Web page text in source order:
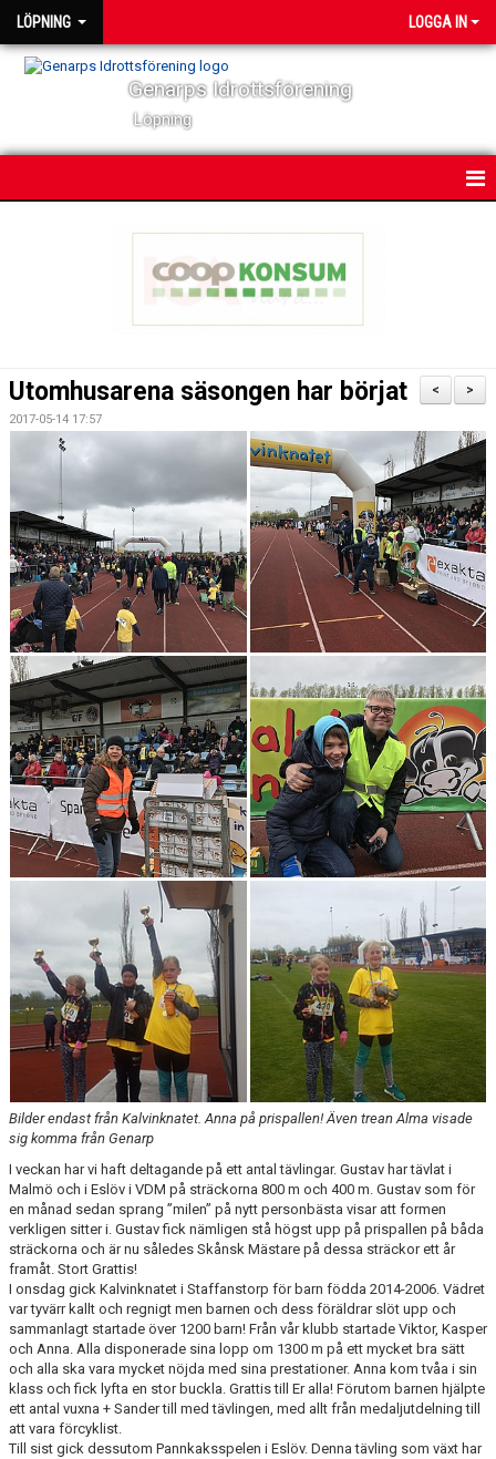
LÖPNING LOGGA IN
Genarps Idrottsförening
Löpning
VÅRA LÖPARE
POWER 60
KONTAKT
LÄNKAR
INTERNA TÄVLINGAR
GIFT GENARPS IF TRAIL 2026
ANMÄLAN TILL LÖPGRUPPEN
>
<
Utomhusarena säsongen har börjat
2017-05-14 17:57
Bilder endast från Kalvinknatet. Anna på prispallen! Även trean Alma visade
sig komma från Genarp
I veckan har vi haft deltagande på ett antal tävlingar. Gustav har tävlat i
Malmö och i Eslöv i VDM på sträckorna 800 m och 400 m. Gustav som för
en månad sedan sprang ”milen” på nytt personbästa visar att formen
verkligen sitter i. Gustav fick nämligen stå högst upp på prispallen på båda
sträckorna och är nu således Skånsk Mästare på dessa sträckor ett år
framåt. Stort Grattis!
I onsdag gick Kalvinknatet i Staffanstorp för barn födda 2014-2006. Vädret
var tyvärr kallt och regnigt men barnen och dess föräldrar slöt upp och
sammanlagt startade över 1200 barn! Från vår klubb startade Viktor, Kasper
och Anna. Alla disponerade sina lopp om 1300 m på ett mycket bra sätt
och alla ska vara mycket nöjda med sina prestationer. Anna kom tvåa i sin
klass och fick lyfta en stor buckla. Grattis till Er alla! Förutom barnen hjälpte
ett antal vuxna + Sander till med tävlingen, med allt från medaljutdelning till
att vara förcyklist.
Till sist gick dessutom Pannkaksspelen i Eslöv. Denna tävling som växt har